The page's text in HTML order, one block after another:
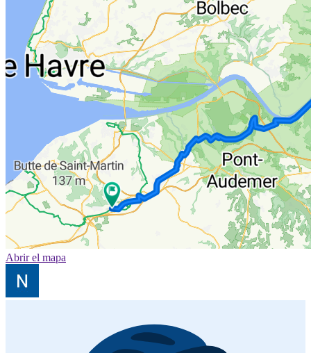
Abrir el mapa